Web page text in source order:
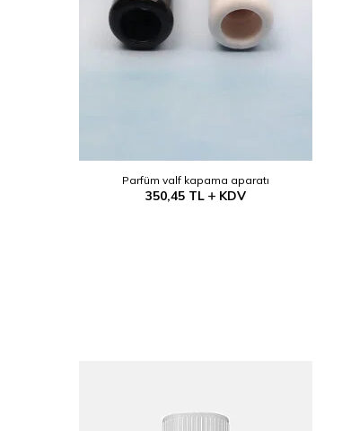
Parfüm valf kapama aparatı
350,45 TL KDV